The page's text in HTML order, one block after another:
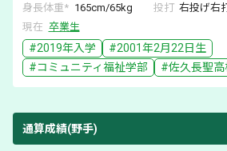
身長体重* 165cm/65kg 投打 右投げ右
現在 卒業生
#2019年入学 #2001年2月22日 生
#コミュニティ福祉学部 #佐久長聖
通算成績(野手)